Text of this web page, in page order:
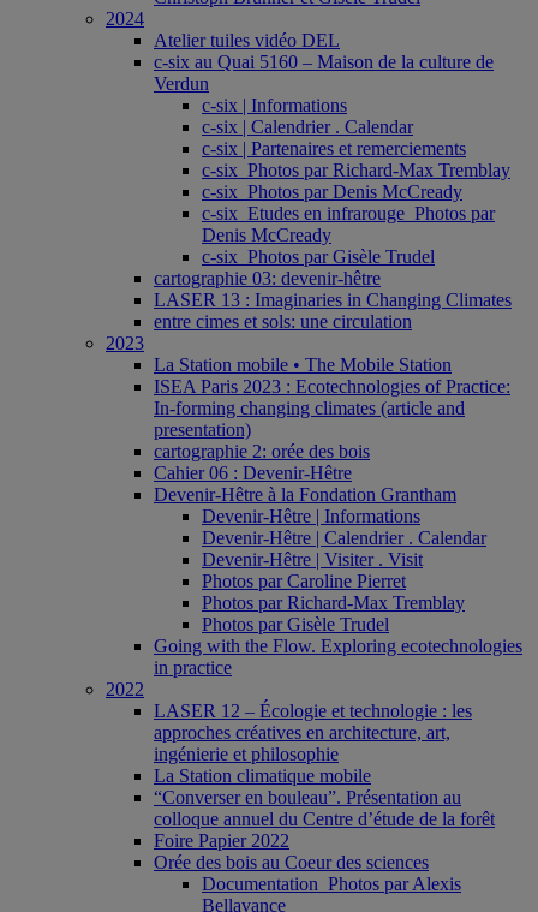
2024
Atelier tuiles vidéo DEL
c-six au Quai 5160 – Maison de la culture de
Verdun
c-six | Informations
c-six | Calendrier . Calendar
c-six | Partenaires et remerciements
c-six_Photos par Richard-Max Tremblay
c-six_Photos par Denis McCready
c-six_Etudes en infrarouge_Photos par
Denis McCready
c-six_Photos par Gisèle Trudel
cartographie 03: devenir-hêtre
LASER 13 : Imaginaries in Changing Climates
entre cimes et sols: une circulation
2023
La Station mobile • The Mobile Station
ISEA Paris 2023 : Ecotechnologies of Practice:
In-forming changing climates (article and
presentation)
cartographie 2: orée des bois
Cahier 06 : Devenir-Hêtre
Devenir-Hêtre à la Fondation Grantham
Devenir-Hêtre | Informations
Devenir-Hêtre | Calendrier . Calendar
Devenir-Hêtre | Visiter . Visit
Photos par Caroline Pierret
Photos par Richard-Max Tremblay
Photos par Gisèle Trudel
Going with the Flow. Exploring ecotechnologies
in practice
2022
LASER 12 – Écologie et technologie : les
approches créatives en architecture, art,
ingénierie et philosophie
La Station climatique mobile
“Converser en bouleau”. Présentation au
colloque annuel du Centre d’étude de la forêt
Foire Papier 2022
Orée des bois au Coeur des sciences
Documentation_Photos par Alexis
Bellavance